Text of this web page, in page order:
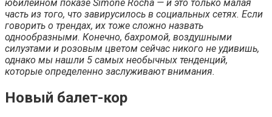
юбилейном показе Simone Rocha — и это только малая
часть из того, что завирусилось в социальных сетях. Если
говорить о трендах, их тоже сложно назвать
однообразными. Конечно, бахромой, воздушными
силуэтами и розовым цветом сейчас никого не удивишь,
однако мы нашли 5 самых необычных тенденций,
которые определенно заслуживают внимания.
Новый балет-кор